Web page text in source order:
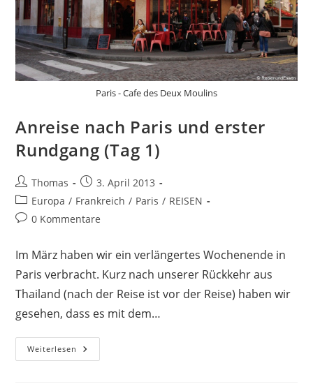
Paris - Cafe des Deux Moulins
Anreise nach Paris und erster
Rundgang (Tag 1)
Beitrags-
Autor:
Thomas
Beitrag
veröffentlicht:
3. April 2013
Beitrags-
Kategorie:
Europa / Frankreich / Paris / REISEN
Beitrags-
0 Kommentare
Im März haben wir ein verlängertes Wochenende in
Paris verbracht. Kurz nach unserer Rückkehr aus
Thailand (nach der Reise ist vor der Reise) haben wir
gesehen, dass es mit dem…
Weiterlesen Anreise
Nach